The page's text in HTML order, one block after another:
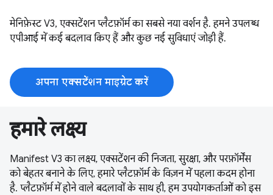
मेनिफ़ेस्ट V3, एक्सटेंशन प्लैटफ़ॉर्म का सबसे नया वर्शन है. हमने उपलब्ध
एपीआई में कई बदलाव किए हैं और कुछ नई सुविधाएं जोड़ी हैं.
अपना एक्सटेंशन माइग्रेट करें
हमारे लक्ष्य
Manifest V3 का लक्ष्य, एक्सटेंशन की निजता, सुरक्षा, और परफ़ॉर्मेंस
को बेहतर बनाने के लिए, हमारे प्लैटफ़ॉर्म के विज़न में पहला कदम होना
है. प्लैटफ़ॉर्म में होने वाले बदलावों के साथ ही, हम उपयोगकर्ताओं को इस